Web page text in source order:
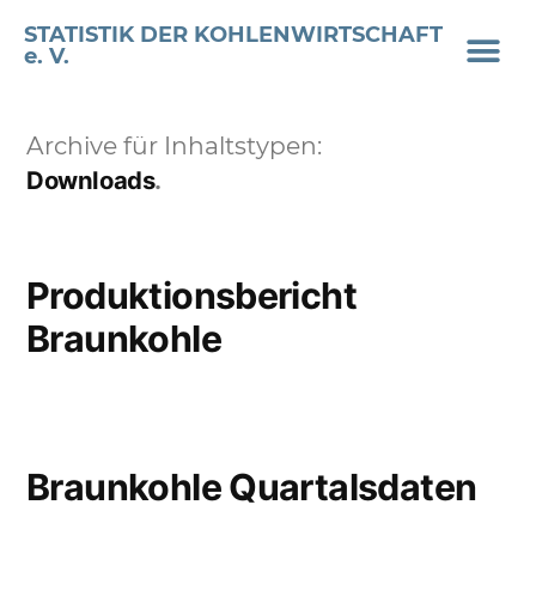
STATISTIK DER KOHLENWIRTSCHAFT
e. V.
Archive für Inhaltstypen:
Downloads
Produktionsbericht
Braunkohle
Braunkohle Quartalsdaten